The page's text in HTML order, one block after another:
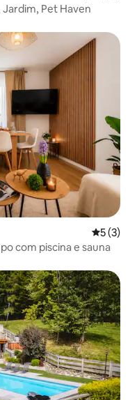
Jardim, Pet Haven
5 de
5 (3)
com piscina e sauna